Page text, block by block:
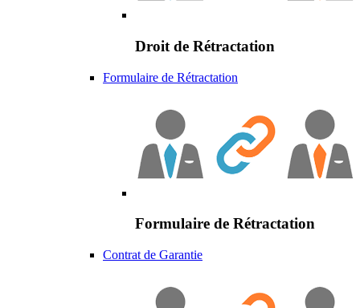
Droit de Rétractation
Formulaire de Rétractation
Formulaire de Rétractation
Contrat de Garantie